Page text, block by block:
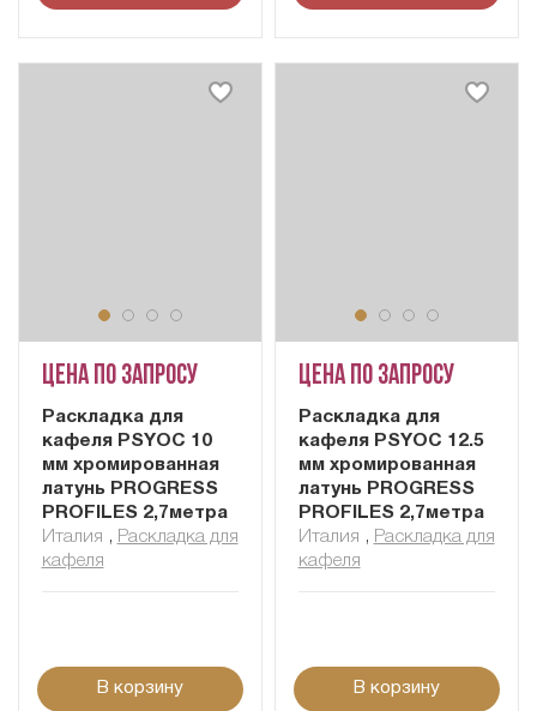
Цена по запросу
Раскладка для
кафеля PSYOC 10
мм хромированная
латунь PROGRESS
PROFILES 2,7метра
Италия , Раскладка для
кафеля
В корзину
Цена по запросу
Раскладка для
кафеля PSYOC 12.5
мм хромированная
латунь PROGRESS
PROFILES 2,7метра
Италия , Раскладка для
кафеля
В корзину